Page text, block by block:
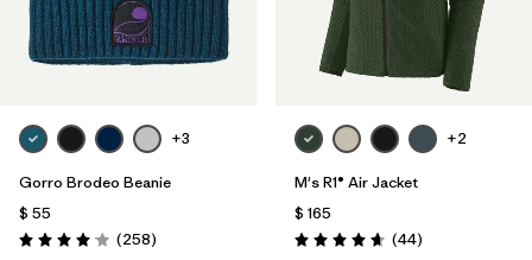
+3
Gorro Brodeo Beanie
$ 55
Valoración: 4.1 / 5
(258Comentarios
)
+2
M's R1® Air Jacket
$ 165
Valoración: 4.7 / 5
(44Comentarios
)